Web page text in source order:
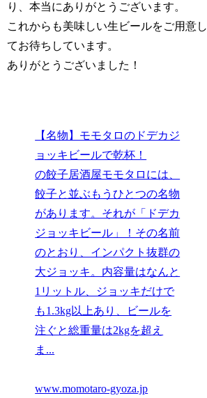
り、本当にありがとうございます。
これからも美味しい生ビールをご用意し
てお待ちしています。
ありがとうございました！
【名物】モモタロのドデカジ
ョッキビールで乾杯！
の餃子居酒屋モモタロには、
餃子と並ぶもうひとつの名物
があります。それが「ドデカ
ジョッキビール」！その名前
のとおり、インパクト抜群の
大ジョッキ。内容量はなんと
1リットル、ジョッキだけで
も1.3kg以上あり、ビールを
注ぐと総重量は2kgを超え
ま...
www.momotaro-gyoza.jp